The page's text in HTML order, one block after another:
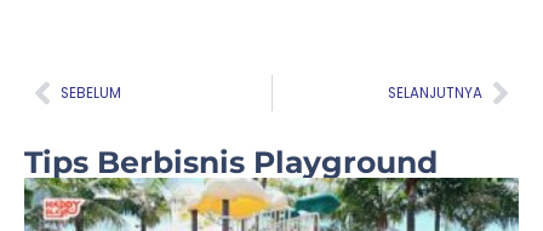
Prev
SEBELUM SELANJUTNYA
Tips Berbisnis Playground